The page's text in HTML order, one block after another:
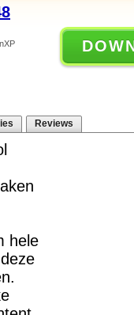
Reviews
hele